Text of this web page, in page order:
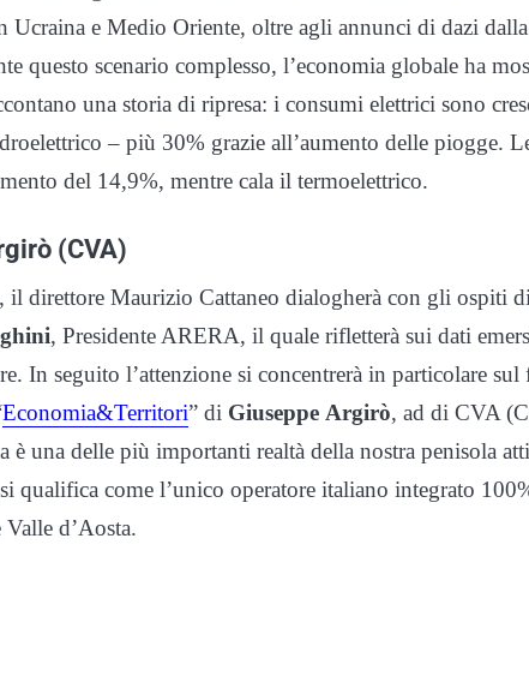
Ucraina e Medio Oriente, oltre agli annunci di dazi
questo scenario complesso, l’economia globale ha
una storia di ripresa: i consumi elettrici sono
– più 30% grazie all’aumento delle piogge.
del 14,9%, mentre cala il termoelettrico.
(CVA)
il direttore Maurizio Cattaneo dialogherà con gli ospiti
, Presidente ARERA, il quale rifletterà sui dati
In seguito l’attenzione si concentrerà in particolare sul
Economia&Territori” di Giuseppe Argirò, ad di CVA
è una delle più importanti realtà della nostra penisola
qualifica come l’unico operatore italiano integrato
d’Aosta.